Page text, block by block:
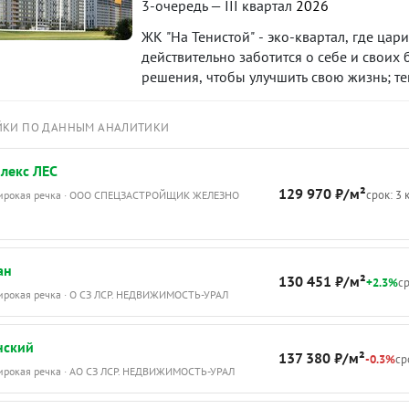
здоровья» прямо у дома.* ???? Детские
доступности. Соседей даже не слышно,
а наличие лестницы, делает спальные
кипит в просторной гостинной!Один
безналичный расчет. В такой квартире
показ в любое свободное время,
3-очередь — III квартал 2026
ЖК "На Тенистой" - эко-квартал, где
действительно заботится о себе и
решения, чтобы улучшить свою жизнь;
ПО ДАННЫМ АНАЛИТИКИ
ЛЕС
речка · ООО СПЕЦЗАСТРОЙЩИК ЖЕЛЕЗНО
129 970 ₽/м²срок: 3
речка · О СЗ ЛСР. НЕДВИЖИМОСТЬ-УРАЛ
130 451 ₽/м²+2.3%
речка · АО СЗ ЛСР. НЕДВИЖИМОСТЬ-УРАЛ
137 380 ₽/м²-0.3%